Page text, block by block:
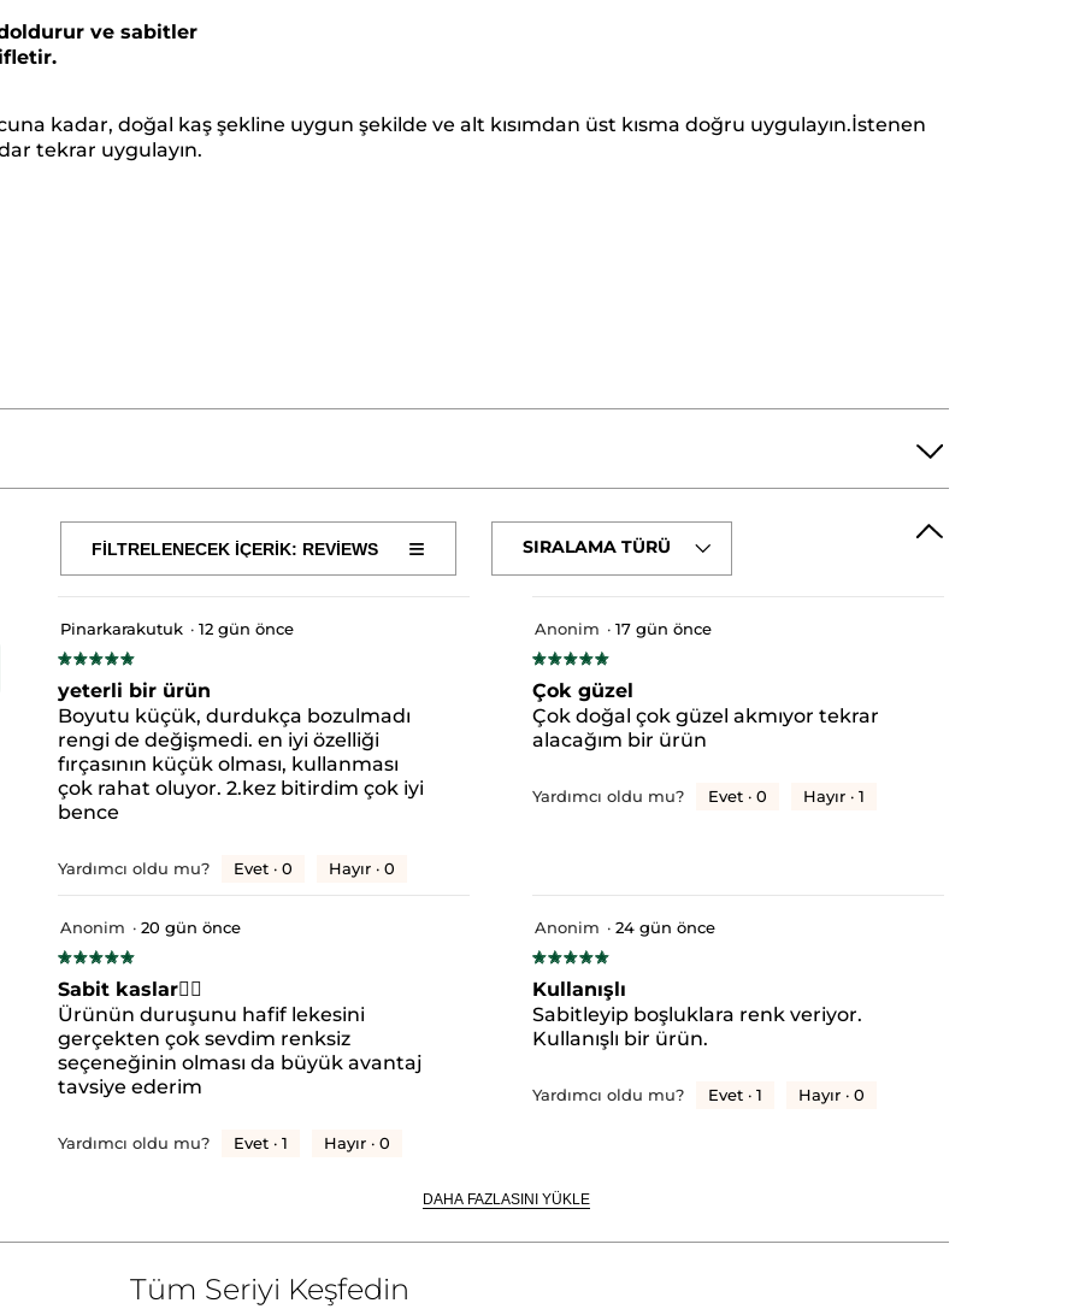
ve sabitler
kadar, doğal kaş şekline uygun şekilde ve alt kısımdan üst kısma doğru uygulayın.İstenen
tekrar uygulayın.
PVP PENTYLENE GLYCOL HYDROXYETHYLCELLULOSE ACRYLATES COPOLYMER
DISODIUM PHOSPHATE PANTOLACTONE SODIUM PHOSPHATE
5 yıldızlı 43 yorum.
5 yıldızlı yorumları filtrelemek için seçin.
yıldızlı 9 yorum.
yıldızlı yorumları filtrelemek için seçin.
3 yorum.
yorumları filtrelemek için seçin.
5 yorum.
yorumları filtrelemek için seçin.
SIRALAMA TÜRÜ
≡
FİLTRELENECEK İÇERİK: REVIEWS
Aşağıdaki
düğmeye
içerik
güncellenir
★★★★★
★★★★★
yıldız.
Pinarkarakutuk · 12 gün önce
yeterli bir ürün
Boyutu küçük, durdukça bozulmadı
rengi de değişmedi. en iyi özelliği
fırçasının küçük olması, kullanması
çok rahat oluyor. 2.kez bitirdim çok iyi
bence
Yardımcı oldu mu? Evet · 0 Hayır · 0
★★★★★
★★★★★
yıldız.
Anonim · 17 gün önce
Çok güzel
Çok doğal çok güzel akmıyor tekrar
alacağım bir ürün
Yardımcı oldu mu? Evet · 0 Hayır · 1
★★★★★
★★★★★
yıldız.
Anonim · 20 gün önce
Sabit kaslar🧚‍♀️
Ürünün duruşunu hafif lekesini
gerçekten çok sevdim renksiz
seçeneğinin olması da büyük avantaj
tavsiye ederim
Yardımcı oldu mu? Evet · 1 Hayır · 0
★★★★★
★★★★★
Anonim · 24 gün önce
Kullanışlı
Sabitleyip boşluklara renk veriyor.
Kullanışlı bir ürün.
Yardımcı oldu mu? Evet · 1 Hayır · 0
DAHA FAZLASINI YÜKLE
Tüm Seriyi Keşfedin